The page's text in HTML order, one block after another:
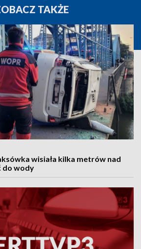
TAKŻE
wisiała kilka metrów nad
do wody